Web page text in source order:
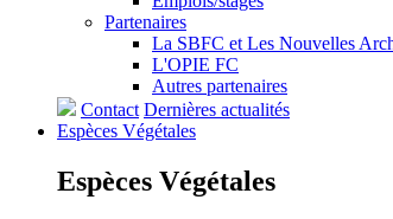
Partenaires
La SBFC et Les Nouvelles
L'OPIE FC
Autres partenaires
Contact Dernières actualités
Espèces Végétales
Espèces Végétales